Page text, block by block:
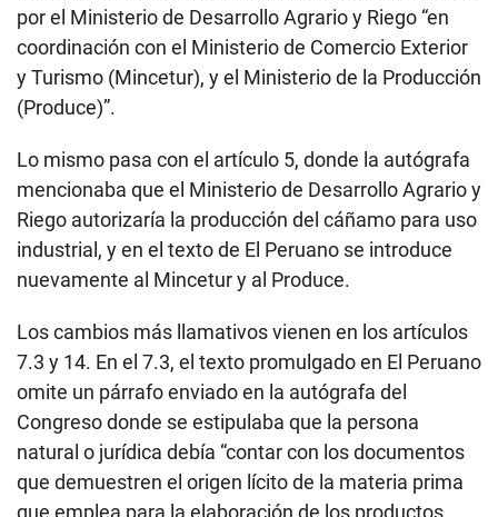
por el Ministerio de Desarrollo Agrario y Riego “en
coordinación con el Ministerio de Comercio Exterior
y Turismo (Mincetur), y el Ministerio de la Producción
(Produce)”.
Lo mismo pasa con el artículo 5, donde la autógrafa
mencionaba que el Ministerio de Desarrollo Agrario y
Riego autorizaría la producción del cáñamo para uso
industrial, y en el texto de El Peruano se introduce
nuevamente al Mincetur y al Produce.
Los cambios más llamativos vienen en los artículos
7.3 y 14. En el 7.3, el texto promulgado en El Peruano
omite un párrafo enviado en la autógrafa del
Congreso donde se estipulaba que la persona
natural o jurídica debía “contar con los documentos
que demuestren el origen lícito de la materia prima
que emplea para la elaboración de los productos